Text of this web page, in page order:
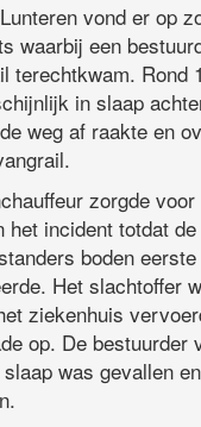
vond er op
waarbij een
terechtkwam. Rond
in slaap
weg af raakte en
zorgde
het incident totdat
boden
Het slachtoffer
ziekenhuis
op. De bestuurder
was gevallen